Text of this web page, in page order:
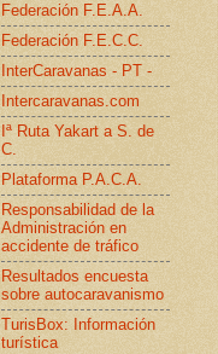
Federación F.E.A.A.
Federación F.E.C.C.
InterCaravanas - PT -
Intercaravanas.com
Iª Ruta Yakart a S. de
C.
Plataforma P.A.C.A.
Responsabilidad de la
Administración en
accidente de tráfico
Resultados encuesta
sobre autocaravanismo
TurisBox: Información
turística